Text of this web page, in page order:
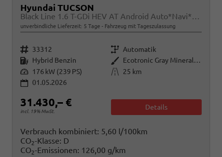
Hyundai TUCSON
Black Line 1.6 T-GDi HEV AT Android Auto*Navi*SHZ*Kamera*2Z Klimaauto*
unverbindliche Lieferzeit: 5 Tage Fahrzeug mit Tageszulassung
Fahrzeugnr. 33312 Getriebe Automatik
Kraftstoff Hybrid Benzin Außenfarbe
Ecotronic Gray Mineraleffekt
Leistung 176 kW (239 PS) Kilometerstand
25 km
01.05.2026
31.430,– €
incl. 19% MwSt.
Details
Verbrauch kombiniert: 5,60 l/100km
CO2-Klasse: D
CO2-Emissionen: 126,00 g/km